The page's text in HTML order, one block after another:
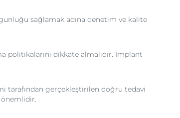
sağlamak adına denetim ve kalite
dikkate almalıdır. İmplant
tarafından gerçekleştirilen doğru tedavi
önemlidir.